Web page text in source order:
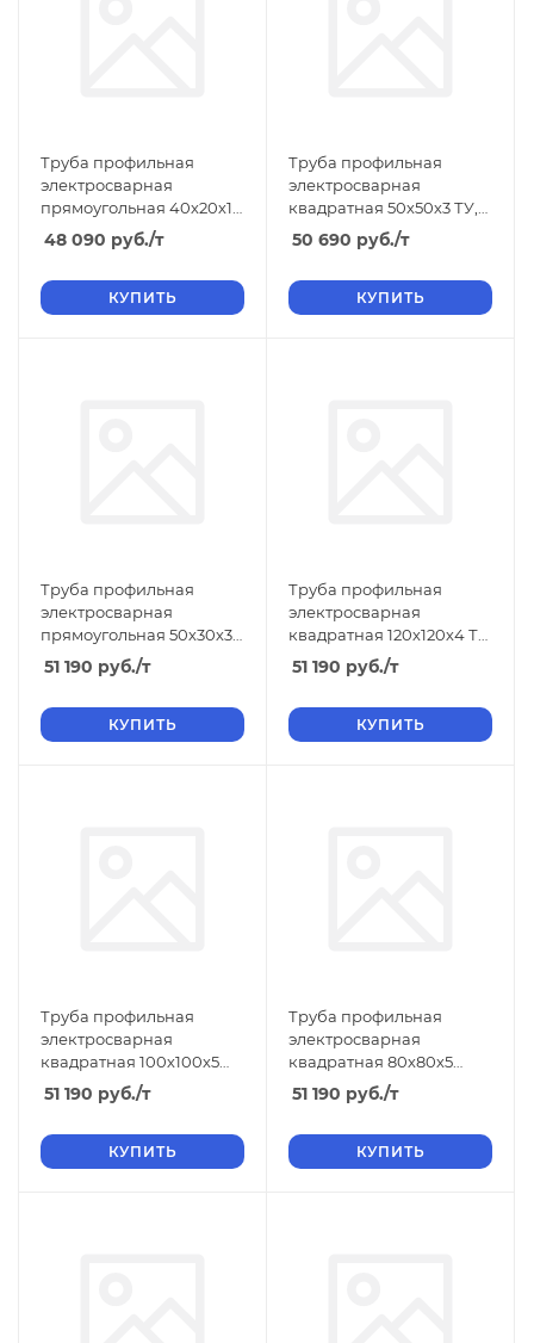
Труба профильная
электросварная
прямоугольная 40х20х1.2
ГОСТ н/д, размер b 20 1.
3000-6000
48 090 руб./т
КУПИТЬ
Труба профильная
электросварная
квадратная 50х50х3 ТУ,
длина 12 м, стенка 3
50 690 руб./т
КУПИТЬ
Труба профильная
электросварная
прямоугольная 50х30х3
ТУ, длина 6 м, размер b
51 190 руб./т
КУПИТЬ
Труба профильная
электросварная
квадратная 120х120х4 ТУ,
длина 12 м, стенка 4
51 190 руб./т
КУПИТЬ
Труба профильная
электросварная
квадратная 100х100х5
ТУ, длина 12 м, стенка 5
51 190 руб./т
КУПИТЬ
Труба профильная
электросварная
квадратная 80х80х5
облегчен ТУ, длина 12 м,
стенка 5
51 190 руб./т
КУПИТЬ